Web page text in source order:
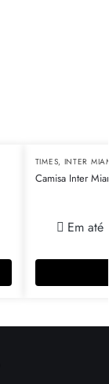
TIMES, INTER
Camisa Inter
Em